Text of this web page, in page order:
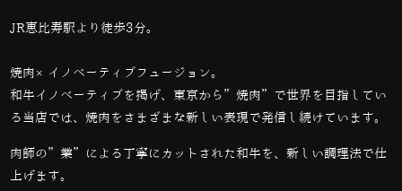
JR恵比寿駅より徒歩3分。
焼肉×イノベーティブフュージョン。
和牛イノベーティブを掲げ、東京から”焼肉”で世界を目指してい
る当店では、焼肉をさまざまな新しい表現で発信し続けています。
肉師の”業”による丁寧にカットされた和牛を、新しい調理法で仕
上げます。